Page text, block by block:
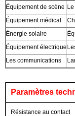
Équipement de scène
Équipement médical
Énergie solaire
Équipement électrique
Les communications
Paramètres
Résistance au contact